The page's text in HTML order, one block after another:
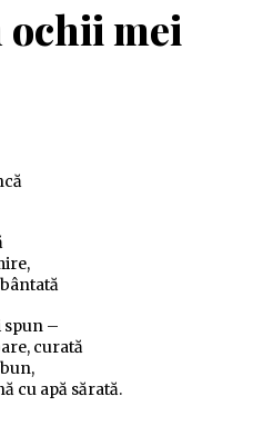
mei
spun –
curată
cu apă sărată.